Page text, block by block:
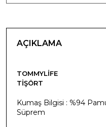
AÇIKLAMA
TOMMYLIFE
TIŞÖRT
Kumaş Bilgisi : %94
Süprem